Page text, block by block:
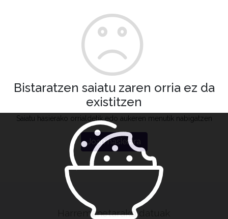
Bistaratzen saiatu zaren orria ez da
existitzen
Saiatu hasierako orrialdetik edo aukeren menutik nabigatzen
Joan hasierara
Harremanetarako datuak